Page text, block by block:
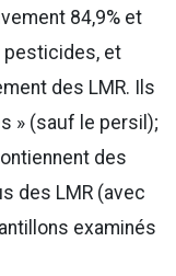
84,9% et
pesticides, et
des LMR. Ils
» (sauf le persil);
des
des LMR (avec
examinés